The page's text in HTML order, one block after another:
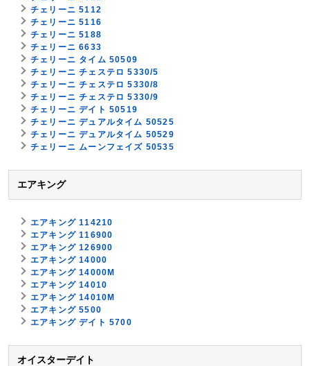
チェリーニ 5112
チェリーニ 5116
チェリーニ 5188
チェリーニ 6633
チェリーニ タイム 50509
チェリーニ チェステロ 5330/5
チェリーニ チェステロ 5330/8
チェリーニ チェステロ 5330/9
チェリーニ デイト 50519
チェリーニ デュアルタイム 50525
チェリーニ デュアルタイム 50529
チェリーニ ムーンフェイズ 50535
エアキング
エアキング 114210
エアキング 116900
エアキング 126900
エアキング 14000
エアキング 14000M
エアキング 14010
エアキング 14010M
エアキング 5500
エアキング デイト 5700
オイスターデイト